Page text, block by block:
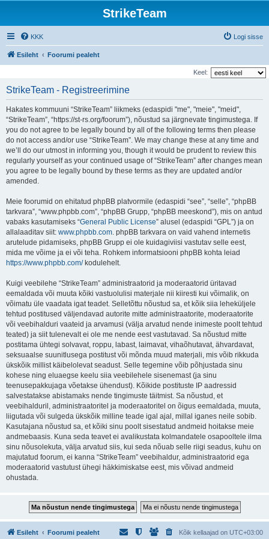
StrikeTeam
KKK Logi sisse
Esileht Foorumi pealeht
Keel:
StrikeTeam - Registreerimine
Hakates kommuuni “StrikeTeam” liikmeks (edaspidi "me", "meie", "meid",
“StrikeTeam”, “https://st-rs.org/foorum”), nõustud sa järgnevate tingimustega. If
you do not agree to be legally bound by all of the following terms then please
do not access and/or use “StrikeTeam”. We may change these at any time and
we’ll do our utmost in informing you, though it would be prudent to review this
regularly yourself as your continued usage of “StrikeTeam” after changes mean
you agree to be legally bound by these terms as they are updated and/or
amended.
Meie foorumid on ehitatud phpBB platvormile (edaspidi “see”, “selle”, “phpBB
tarkvara”, “www.phpbb.com”, “phpBB Grupp, “phpBB meeskond”), mis on antud
vabaks kasutamiseks “General Public License” alusel (edaspidi “GPL”) ja on
allalaaditav siit: www.phpbb.com. phpBB tarkvara on vaid vahend internetis
arutelude pidamiseks, phpBB Grupp ei ole kuidagiviisi vastutav selle eest,
mida me võime ja ei või teha. Rohkem informatsiooni phpBB kohta leiad
https://www.phpbb.com/kodulehelt.
Kuigi veebilehe “StrikeTeam” administraatorid ja moderaatorid üritavad
eemaldada või muuta kõiki vastuolulisi materjale nii kiiresti kui võimalik, on
võimatu üle vaadata igat teadet. Selletõttu nõustud sa, et kõik siia leheküljele
tehtud postitused väljendavad autorite mitte administraatorite, moderaatorite
või veebihalduri vaateid ja arvamusi (välja arvatud nende inimeste poolt tehtud
teated) ja siit tulenevalt ei ole me nende eest vastutavad. Sa nõustud mitte
postitama ühtegi solvavat, roppu, labast, laimavat, vihaõhutavat, ähvardavat,
seksuaalse suunitlusega postitust või mõnda muud materjali, mis võib rikkuda
ükskõik millist käibelolevat seadust. Selle tegemine võib põhjustada sinu
kohese ning eluaegse keelu siia veebilehele sisenemast (ja sinu
teenusepakkujaga võetakse ühendust). Kõikide postituste IP aadressid
salvestatakse abistamaks nende tingimuste täitmist. Sa nõustud, et
veebihalduril, administraatoritel ja moderaatoritel on õigus eemaldada, muuta,
liigutada või sulgeda ükskõik milline teade igal ajal, millal iganes neile sobib.
Kasutajana nõustud sa, et kõiki sinu poolt sisestatud andmeid hoitakse meie
andmebaasis. Kuna seda teavet ei avalikustata kolmandatele osapooltele ilma
sinu nõusolekuta, välja arvatud siis, kui seda nõuab selle riigi seadus, kuhu on
majutatud foorum, ei kanna “StrikeTeam” veebihaldur, administraatorid ega
moderaatorid vastutust ühegi häkkimiskatse eest, mis võivad andmeid
ohustada.
Esileht Foorumi pealeht Kõik kellaajad on UTC+03:00